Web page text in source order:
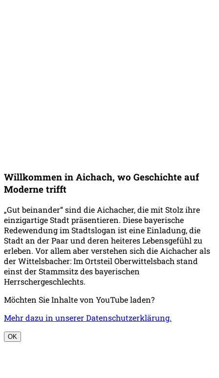
Willkommen in Aichach, wo Geschichte auf
Moderne trifft
„Gut beinander“ sind die Aichacher, die mit Stolz ihre
einzigartige Stadt präsentieren. Diese bayerische
Redewendung im Stadtslogan ist eine Einladung, die
Stadt an der Paar und deren heiteres Lebensgefühl zu
erleben. Vor allem aber verstehen sich die Aichacher als
der Wittelsbacher: Im Ortsteil Oberwittelsbach stand
einst der Stammsitz des bayerischen
Herrschergeschlechts.
Möchten Sie Inhalte von YouTube laden?
Mehr dazu in unserer Datenschutzerklärung.
OK